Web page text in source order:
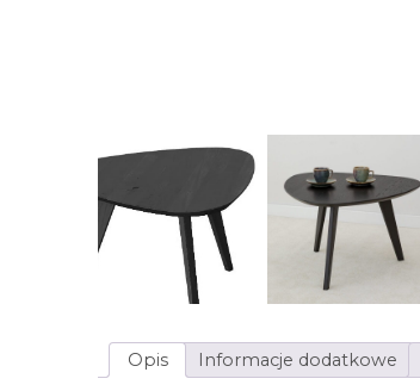
Opis Informacje dodatkowe